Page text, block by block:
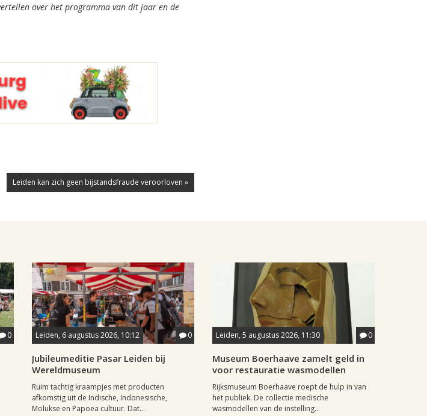
over het programma van dit jaar en de
Leiden kan zich geen bijstandsfraude veroorloven »
0 Leiden, 6 augustus 2026, 10:12 0
Jubileumeditie Pasar Leiden bij
Wereldmuseum
Ruim tachtig kraampjes met producten
afkomstig uit de Indische, Indonesische,
Molukse en Papoea cultuur. Dat...
Leiden, 5 augustus 2026, 11:30 0
Museum Boerhaave zamelt geld in
voor restauratie wasmodellen
Rijksmuseum Boerhaave roept de hulp in van
het publiek. De collectie medische
wasmodellen van de instelling...